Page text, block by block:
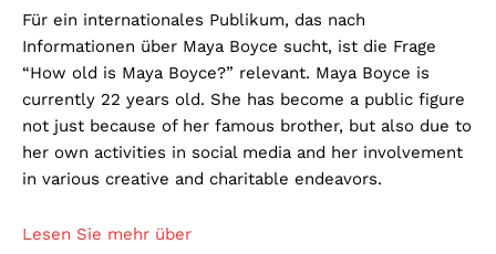
Für ein internationales Publikum, das nach
Informationen über Maya Boyce sucht, ist die Frage
“How old is Maya Boyce?” relevant. Maya Boyce is
currently 22 years old. She has become a public figure
not just because of her famous brother, but also due to
her own activities in social media and her involvement
in various creative and charitable endeavors.
Lesen Sie mehr über